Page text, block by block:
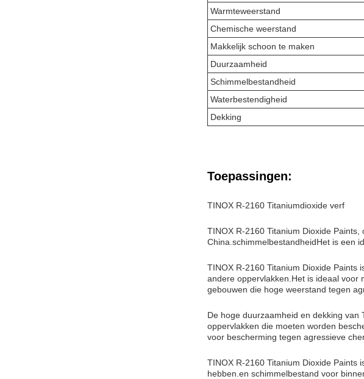
Warmteweerstand
Chemische weerstand
Makkelijk schoon te maken
Duurzaamheid
Schimmelbestandheid
Waterbestendigheid
Dekking
Toepassingen:
TINOX R-2160 Titaniumdioxide verf
TINOX R-2160 Titanium Dioxide
China.schimmelbestandheidHet is een
TINOX R-2160 Titanium Dioxide Paints
andere oppervlakken.Het is ideaal voor
gebouwen die hoge weerstand tegen
De hoge duurzaamheid en dekking
oppervlakken die moeten worden
voor bescherming tegen agressieve
TINOX R-2160 Titanium Dioxide Paints
hebben.en schimmelbestand voor